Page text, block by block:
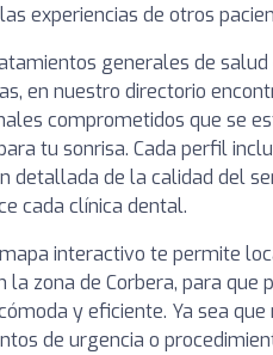
experiencias de otros
generales de
en nuestro directorio
comprometidos que se
tu sonrisa. Cada perfil
detallada de la calidad del
cada clínica dental.
interactivo te permite
la zona de Corbera, para que
y eficiente. Ya sea
de urgencia o